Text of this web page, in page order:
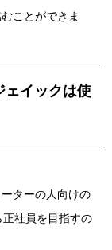
ことができま
ェイックは使
ターの人向けの
社員を目指すの